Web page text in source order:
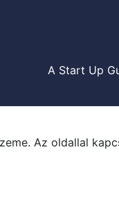
A Start Up
Az oldallal